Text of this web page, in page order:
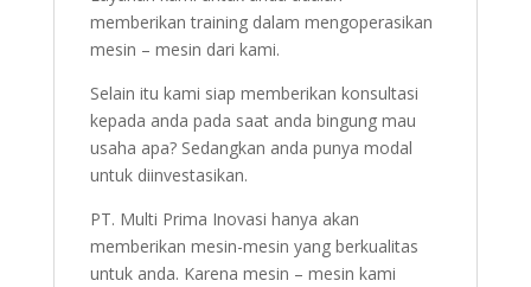
memberikan training dalam mengoperasikan
mesin – mesin dari kami.
Selain itu kami siap memberikan konsultasi
kepada anda pada saat anda bingung mau
usaha apa? Sedangkan anda punya modal
untuk diinvestasikan.
PT. Multi Prima Inovasi hanya akan
memberikan mesin-mesin yang berkualitas
untuk anda. Karena mesin – mesin kami